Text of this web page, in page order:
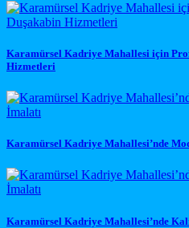
Karamürsel Kadriye Mahallesi için
Hizmetleri
Karamürsel Kadriye Mahallesi’nde
Karamürsel Kadriye Mahallesi’nde